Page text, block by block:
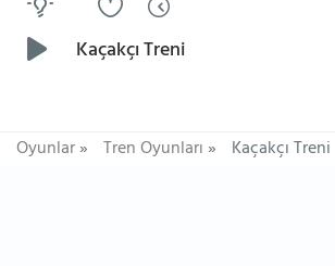
Kaçakçı Treni
Oyunlar» Tren Oyunları» Kaçakçı Treni